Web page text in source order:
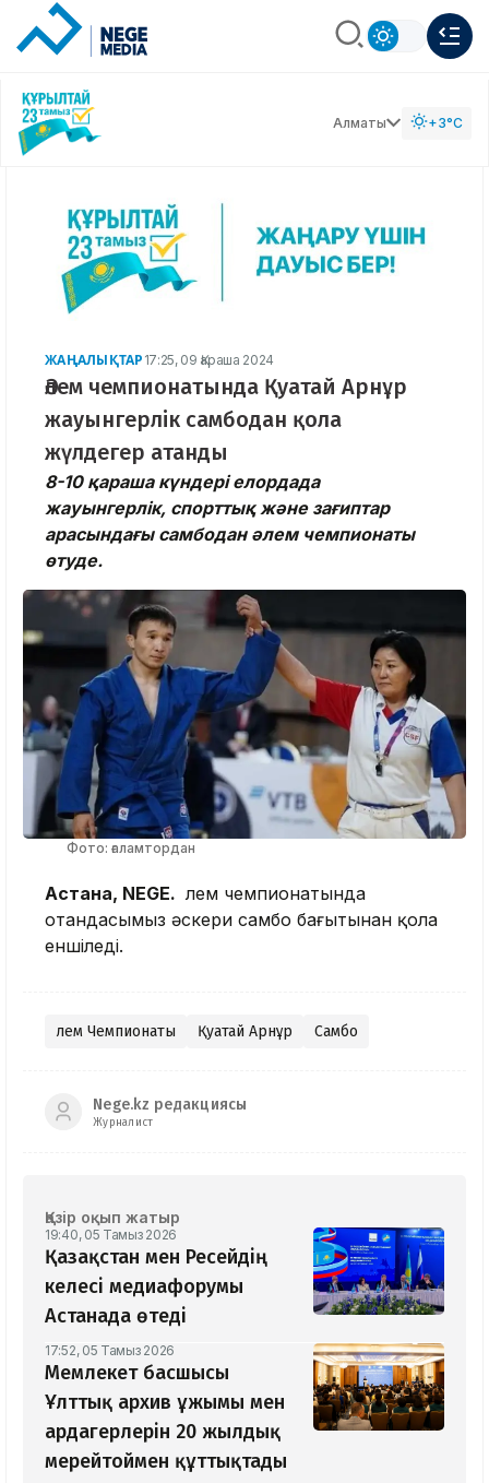
Алматы +3°C
ЖАҢАЛЫҚТАР 17:25, 09 Қараша 2024
Әлем чемпионатында Қуатай Арнұр
жауынгерлік самбодан қола
жүлдегер атанды
8-10 қараша күндері елордада
жауынгерлік, спорттық және зағиптар
арасындағы самбодан әлем чемпионаты
өтуде.
Фото: ғаламтордан
Астана, NEGE. Әлем чемпионатында
отандасымыз әскери самбо бағытынан қола
еншіледі.
Әлем Чемпионаты Қуатай Арнұр Самбо
Nege.kz редакциясы
Журналист
Қазір оқып жатыр
19:40, 05 Тамыз 2026
Қазақстан мен Ресейдің
келесі медиафорумы
Астанада өтеді
17:52, 05 Тамыз 2026
Мемлекет басшысы
Ұлттық архив ұжымы мен
ардагерлерін 20 жылдық
мерейтоймен құттықтады